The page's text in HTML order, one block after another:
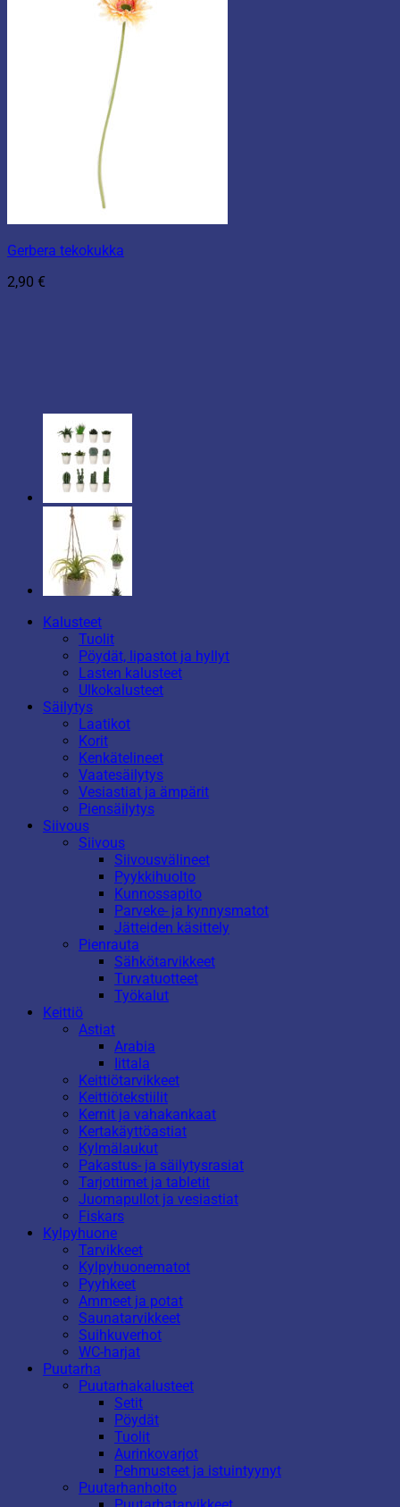
Gerbera tekokukka
2,90 €
Kalusteet
Tuolit
Pöydät, lipastot ja hyllyt
Lasten kalusteet
Ulkokalusteet
Säilytys
Laatikot
Korit
Kenkätelineet
Vaatesäilytys
Vesiastiat ja ämpärit
Piensäilytys
Siivous
Siivous
Siivousvälineet
Pyykkihuolto
Kunnossapito
Parveke- ja kynnysmatot
Jätteiden käsittely
Pienrauta
Sähkötarvikkeet
Turvatuotteet
Työkalut
Keittiö
Astiat
Arabia
Iittala
Keittiötarvikkeet
Keittiötekstiilit
Kernit ja vahakankaat
Kertakäyttöastiat
Kylmälaukut
Pakastus- ja säilytysrasiat
Tarjottimet ja tabletit
Juomapullot ja vesiastiat
Fiskars
Kylpyhuone
Tarvikkeet
Kylpyhuonematot
Pyyhkeet
Ammeet ja potat
Saunatarvikkeet
Suihkuverhot
WC-harjat
Puutarha
Puutarhakalusteet
Setit
Pöydät
Tuolit
Aurinkovarjot
Pehmusteet ja istuintyynyt
Puutarhanhoito